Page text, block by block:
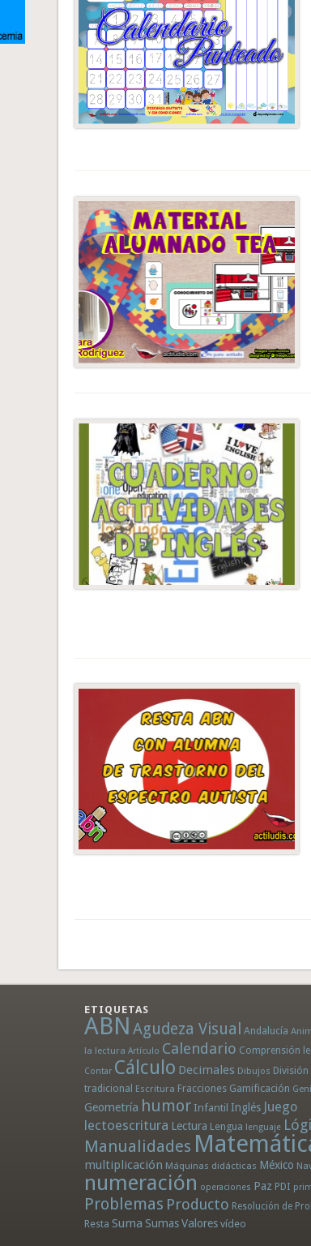
ETIQUETAS
ABN Agudeza Visual Andalucía
la lectura Artículo Calendario Comprensión
Contar Cálculo Decimales Dibujos División
tradicional Escritura Fracciones Gamificación
Geometría humor Infantil Inglés Juego
lectoescritura Lectura Lengua lenguaje
Manualidades
multiplicación Máquinas didácticas México
numeración operaciones Paz PDI
Problemas Producto Resolución de
Resta Suma SumasValores vídeo